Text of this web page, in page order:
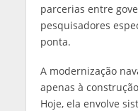
parcerias entre
pesquisadores
ponta.
A modernização
apenas à
Hoje, ela envolve